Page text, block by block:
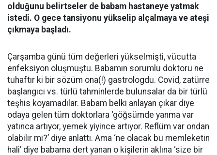
olduğunu belirtseler de babam hastaneye yatmak
istedi. O gece tansiyonu yükselip alçalmaya ve ateşi
çıkmaya başladı.
Çarşamba günü tüm değerleri yükselmişti, vücutta
enfeksiyon oluşmuştu. Babamın sorumlu doktoru ne
tuhaftır ki bir sözüm ona(!) gastrologdu. Covid, zatürre
başlangıcı vs. türlü tahminlerde bulunsalar da bir türlü
teşhis koyamadılar. Babam belki anlayan çıkar diye
odaya gelen tüm doktorlara ‘göğsümde yanma var
yatınca artıyor, yemek yiyince artıyor. Reflüm var ondan
olabilir mi?’ diye anlattı. Ama ‘ne olacak bu memleketin
hali’ diye babama dert yanan o kişilerin aklına ‘size bir